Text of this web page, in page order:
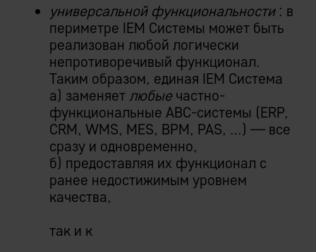
универсальной функциональности : в
периметре IEM Системы может быть
реализован любой логически
непротиворечивый функционал.
Таким образом, единая IEM Система
а) заменяет любые частно-
функциональные ABC-системы (ERP,
CRM, WMS, MES, BPM, PAS, …) — все
сразу и одновременно,
б) предоставляя их функционал с
ранее недостижимым уровнем
качества,
так и к